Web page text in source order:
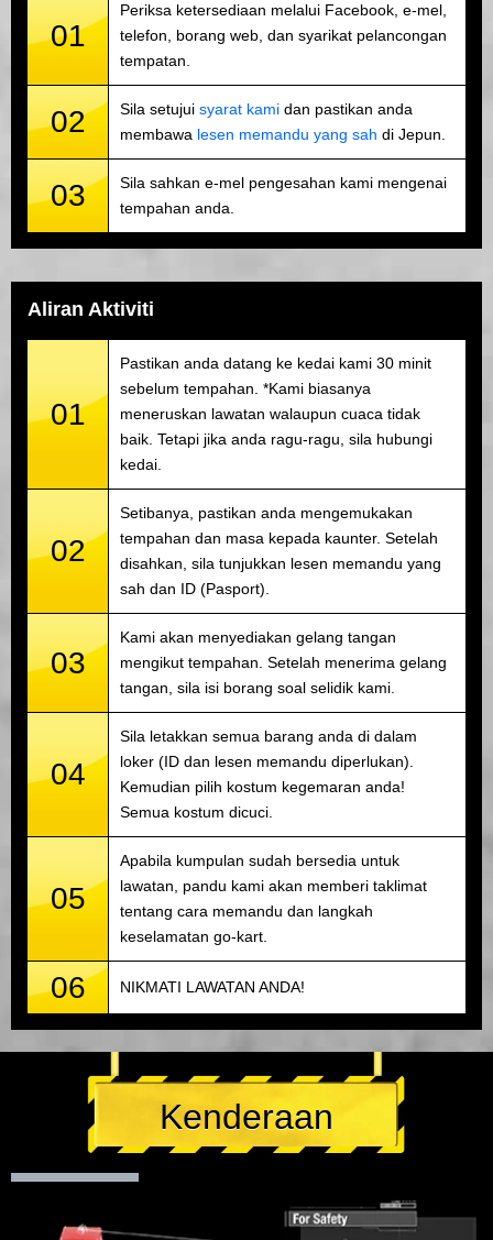
01
Periksa ketersediaan melalui Facebook, e-mel,
telefon, borang web, dan syarikat pelancongan
tempatan.
02 Sila setujui syarat kami dan pastikan anda
membawa lesen memandu yang sah di Jepun.
03
Sila sahkan e-mel pengesahan kami mengenai
tempahan anda.
Aliran Aktiviti
01
Pastikan anda datang ke kedai kami 30 minit
sebelum tempahan. *Kami biasanya
meneruskan lawatan walaupun cuaca tidak
baik. Tetapi jika anda ragu-ragu, sila hubungi
kedai.
02
Setibanya, pastikan anda mengemukakan
tempahan dan masa kepada kaunter. Setelah
disahkan, sila tunjukkan lesen memandu yang
sah dan ID (Pasport).
03
Kami akan menyediakan gelang tangan
mengikut tempahan. Setelah menerima gelang
tangan, sila isi borang soal selidik kami.
04
Sila letakkan semua barang anda di dalam
loker (ID dan lesen memandu diperlukan).
Kemudian pilih kostum kegemaran anda!
Semua kostum dicuci.
05
Apabila kumpulan sudah bersedia untuk
lawatan, pandu kami akan memberi taklimat
tentang cara memandu dan langkah
keselamatan go-kart.
06 NIKMATI LAWATAN ANDA!
Kenderaan